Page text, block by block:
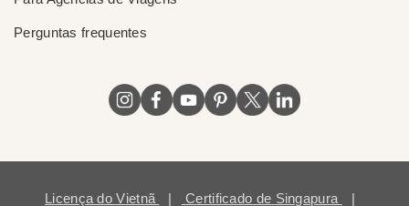
Perguntas frequentes
Licença do Vietnã | Certificado de Singapura |